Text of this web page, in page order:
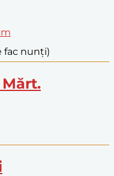
fac nunți)
Mărt.